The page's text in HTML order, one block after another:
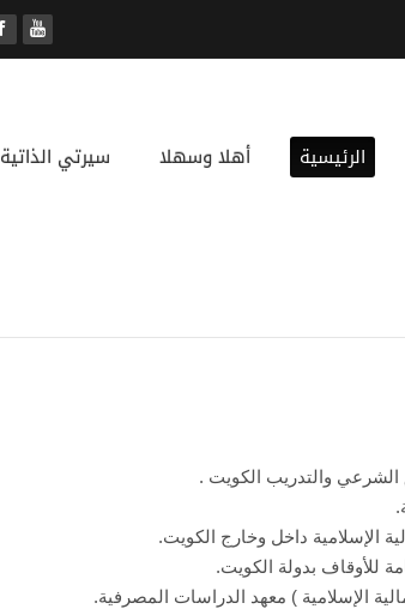
الرئيسية أهلا وسهلا سيرتي الذاتية
والتدريب الكويت .
داخل وخارج الكويت.
للأوقاف بدولة الكويت.
الإسلامية ) معهد الدراسات المصرفية.